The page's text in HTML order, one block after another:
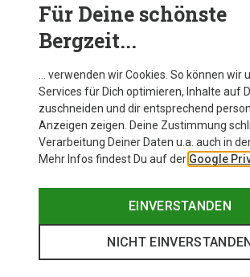
Du sparst 34%
Für Deine schönste
Bergzeit...
… verwenden wir Cookies. So können wir
Services für Dich optimieren, Inhalte auf
zuschneiden und dir entsprechend
Anzeigen zeigen. Deine Zustimmung
Verarbeitung Deiner Daten u.a. auch in
Mehr Infos findest Du auf der Google
EINVERSTANDEN
NICHT